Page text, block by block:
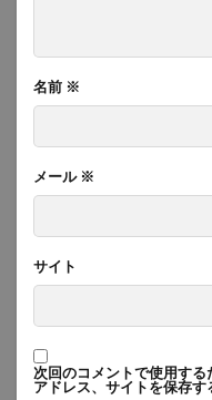
名前 ※
メール ※
サイト
次回のコメントで使用す
アドレス、サイトを保存す